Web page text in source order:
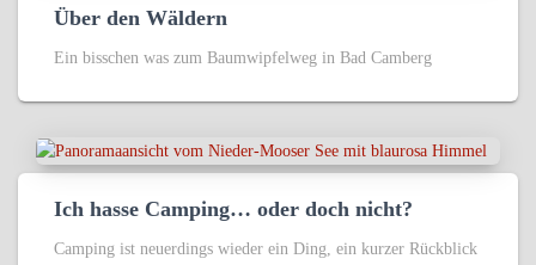
Über den Wäldern
Ein bisschen was zum Baumwipfelweg in Bad Camberg
Ich hasse Camping… oder doch nicht?
Camping ist neuerdings wieder ein Ding, ein kurzer Rückblick